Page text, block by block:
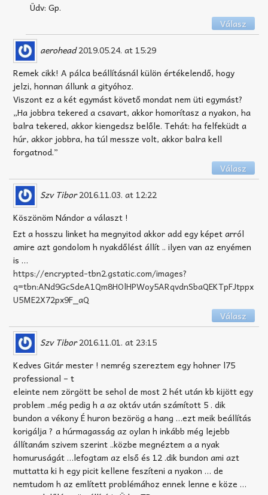
Üdv: Gp.
Válasz
aerohead 2019.05.24. at 15:29
Remek cikk! A pálca beállításnál külön értékelendő, hogy
jelzi, honnan állunk a gityóhoz.
Viszont ez a két egymást követő mondat nem üti egymást?
„Ha jobbra tekered a csavart, akkor homorítasz a nyakon, ha
balra tekered, akkor kiengedsz belőle. Tehát: ha felfeküdt a
húr, akkor jobbra, ha túl messze volt, akkor balra kell
forgatnod.”
Válasz
Szv Tibor 2016.11.03. at 12:22
Köszönöm Nándor a választ !
Ezt a hosszu linket ha megnyitod akkor add egy képet arról
amire azt gondolom h nyakdőlést állít .. ilyen van az enyémen
is …
https://encrypted-tbn2.gstatic.com/images?
q=tbn:ANd9GcSdeA1Qm8HOlHPWoy5ARqvdnSbaQEKTpFJtppx
U5ME2X72px9F_aQ
Válasz
Szv Tibor 2016.11.01. at 23:15
Kedves Gitár mester ! nemrég szereztem egy hohner l75
professional – t
eleinte nem zörgött be sehol de most 2 hét után kb kijött egy
problem ..még pedig h a az oktáv után számított 5 . dik
bundon a vékony É huron bezörög a hang …ezt meik beállítás
korigálja ? a húrmagasság az oylan h inkább még lejebb
állítanám szivem szerint ..közbe megnéztem a a nyak
homuruságát …lefogtam az első és 12 .dik bundon ami azt
muttatta ki h egy picit kellene feszíteni a nyakon … de
nemtudom h az említett problémához ennek lenne e köze …